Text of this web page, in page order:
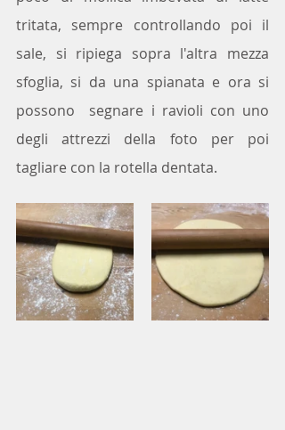
tritata, sempre controllando poi il
sale, si ripiega sopra l'altra mezza
sfoglia, si da una spianata e ora si
possono  segnare i ravioli con uno
degli attrezzi della foto per poi
tagliare con la rotella dentata.